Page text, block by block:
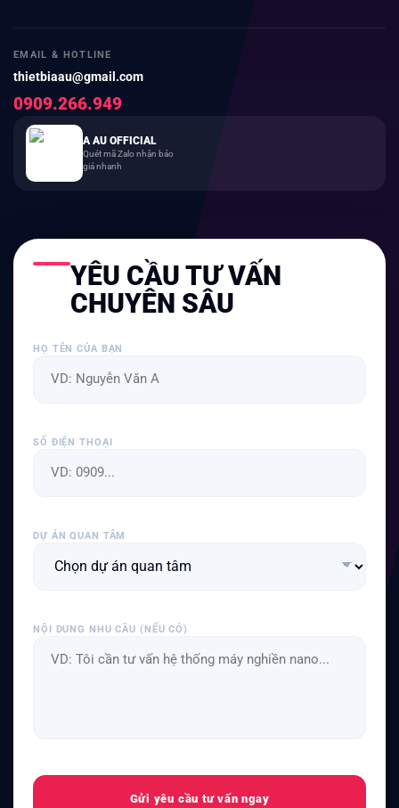
EMAIL & HOTLINE
thietbiaau@gmail.com
0909.266.949
A AU OFFICIAL
Quét mã Zalo nhận báo
giá nhanh
YÊU CẦU TƯ VẤN
CHUYÊN SÂU
HỌ TÊN CỦA BẠN
SỐ ĐIỆN THOẠI
DỰ ÁN QUAN TÂM
NỘI DUNG NHU CẦU (NẾU CÓ)
Gửi yêu cầu tư vấn ngay